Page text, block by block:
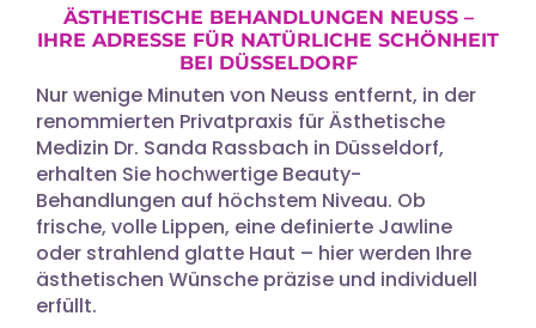
ÄSTHETISCHE BEHANDLUNGEN NEUSS –
IHRE ADRESSE FÜR NATÜRLICHE SCHÖNHEIT
BEI DÜSSELDORF
Nur wenige Minuten von Neuss entfernt, in der
renommierten Privatpraxis für Ästhetische
Medizin Dr. Sanda Rassbach in Düsseldorf,
erhalten Sie hochwertige Beauty-
Behandlungen auf höchstem Niveau. Ob
frische, volle Lippen, eine definierte Jawline
oder strahlend glatte Haut – hier werden Ihre
ästhetischen Wünsche präzise und individuell
erfüllt.